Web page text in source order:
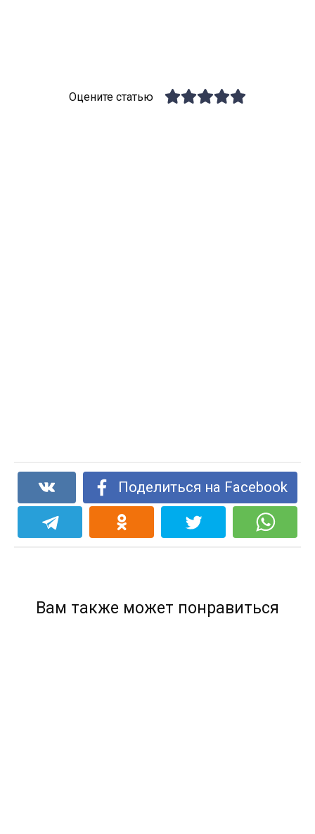
Оцените статью
Поделиться на Facebook
Вам также может понравиться